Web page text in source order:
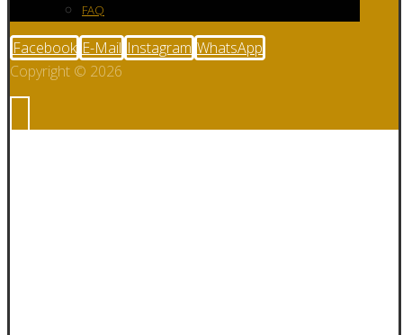
FAQ
Facebook E-Mail Instagram WhatsApp
Copyright © 2026